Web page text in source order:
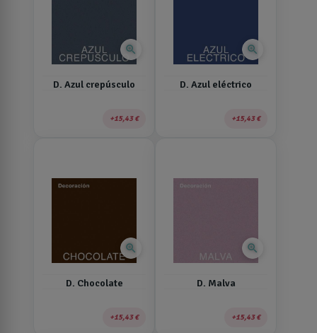
zoom_in
D. Azul crepúsculo
15,43 €
zoom_in
D. Azul eléctrico
15,43 €
zoom_in
D. Chocolate
15,43 €
zoom_in
D. Malva
15,43 €